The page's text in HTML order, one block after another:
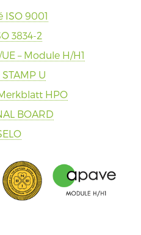
ISO 9001
3834-2
– Module H/H1
U
HPO
BOARD